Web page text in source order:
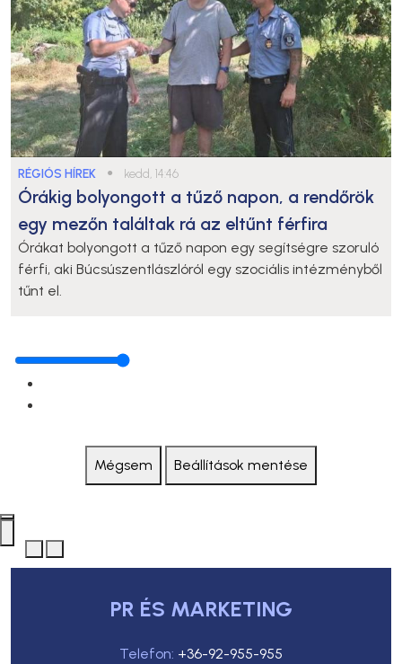
RÉGIÓS HÍREK ● kedd, 14:46
Órákig bolyongott a tűző napon, a rendőrök
egy mezőn találtak rá az eltűnt férfira
Órákat bolyongott a tűző napon egy segítségre szoruló
férfi, aki Búcsúszentlászlóról egy szociális intézményből
tűnt el.
Mégsem Beállítások mentése
PR ÉS MARKETING
Telefon: +36-92-955-955